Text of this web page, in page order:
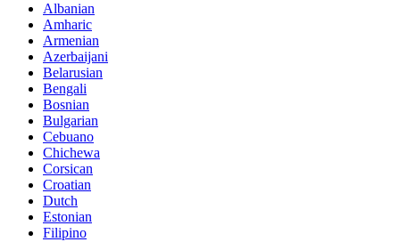
Albanian
Amharic
Armenian
Azerbaijani
Belarusian
Bengali
Bosnian
Bulgarian
Cebuano
Chichewa
Corsican
Croatian
Dutch
Estonian
Filipino